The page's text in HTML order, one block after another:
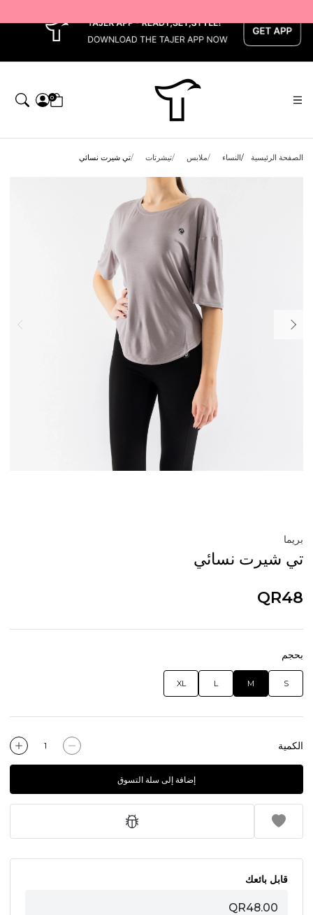
0
الصفحة الرئيسية النساء ملابس تيشرتات تي شيرت نسائي
بريما
تي شيرت نسائي
QR48
بحجم
S
M
L
XL
الكمية
إضافة إلى سلة التسوق
قابل بائعك
QR48.00